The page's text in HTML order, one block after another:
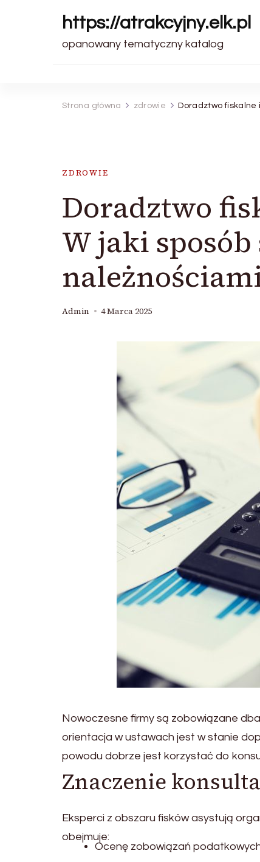
https://atrakcyjny.elk.pl
opanowany tematyczny katalog
Strona główna zdrowie Doradztwo fiskalne
ZDROWIE
Doradztwo
W jaki
Admin 4 Marca 2025
Nowoczesne firmy są zobowiązane
orientacja w ustawach jest w stanie
powodu dobrze jest korzystać do
Znaczenie
Eksperci z obszaru fisków asystują
obejmuje:
Ocenę zobowiązań